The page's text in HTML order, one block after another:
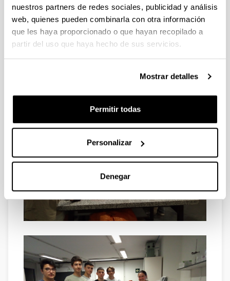
nuestros partners de redes sociales, publicidad y análisis
web, quienes pueden combinarla con otra información
que les haya proporcionado o que hayan recopilado a
partir del uso que haya hecho de sus servicios.
Mostrar detalles
Permitir todas
Personalizar
Denegar